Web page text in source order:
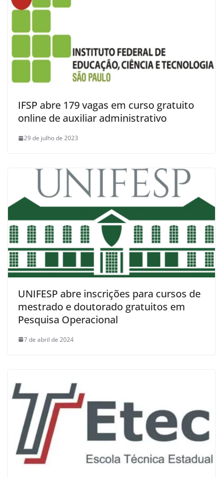
IFSP abre 179 vagas em curso gratuito
online de auxiliar administrativo
29 de julho de 2023
UNIFESP abre inscrições para cursos de
mestrado e doutorado gratuitos em
Pesquisa Operacional
7 de abril de 2024